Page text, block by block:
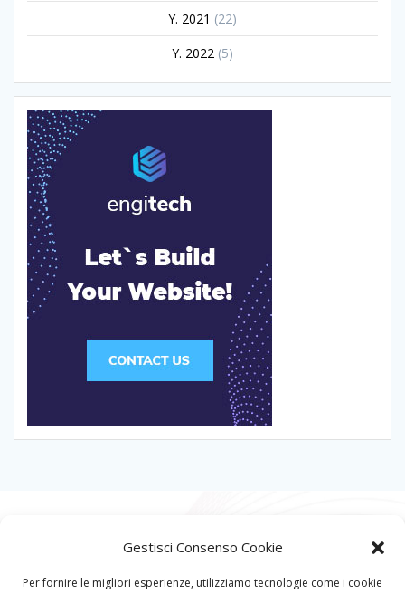
Gestisci Consenso Cookie
Per fornire le migliori esperienze, utilizziamo tecnologie come i cookie
Y. 2021 (22)
Y. 2022 (5)